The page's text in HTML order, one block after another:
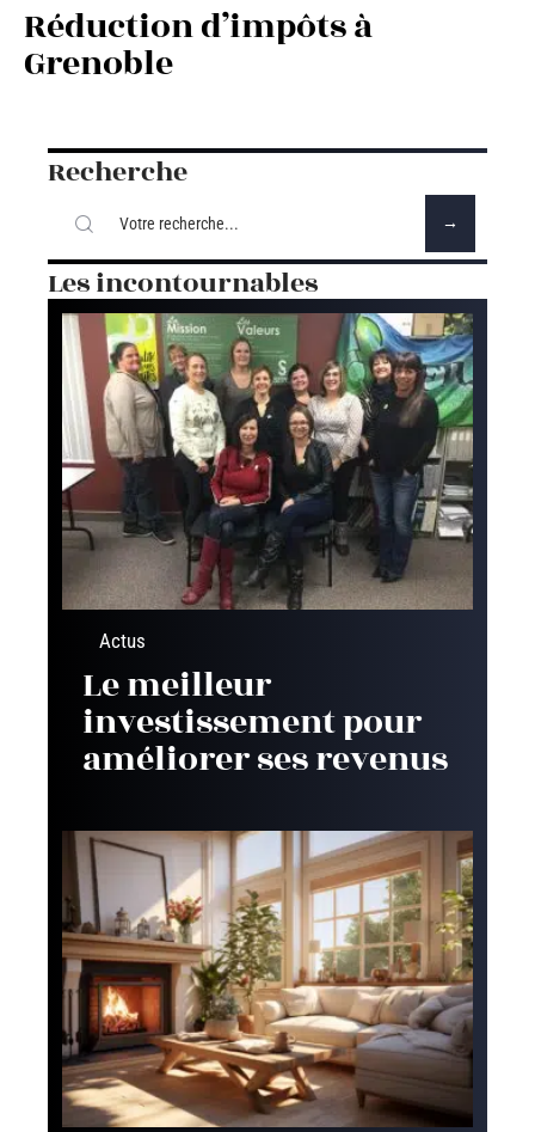
Réduction d’impôts à
Grenoble
Recherche
Les incontournables
Actus
Le meilleur
investissement pour
améliorer ses revenus